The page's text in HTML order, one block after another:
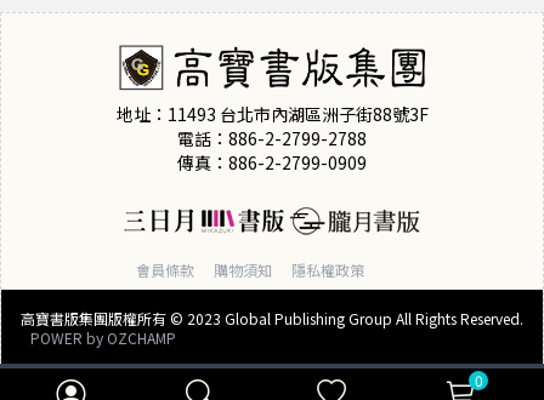
0
地址：11493 台北市內湖區洲子街88號3F
電話：886-2-2799-2788
傳真：886-2-2799-0909
會員條款 購物須知 隱私權政策
高寶書版集團版權所有 © 2023 Global Publishing Group All Rights Reserved.
POWER by OZCHAMP